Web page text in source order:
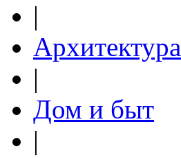
|
Архитектура
|
Дом и быт
|